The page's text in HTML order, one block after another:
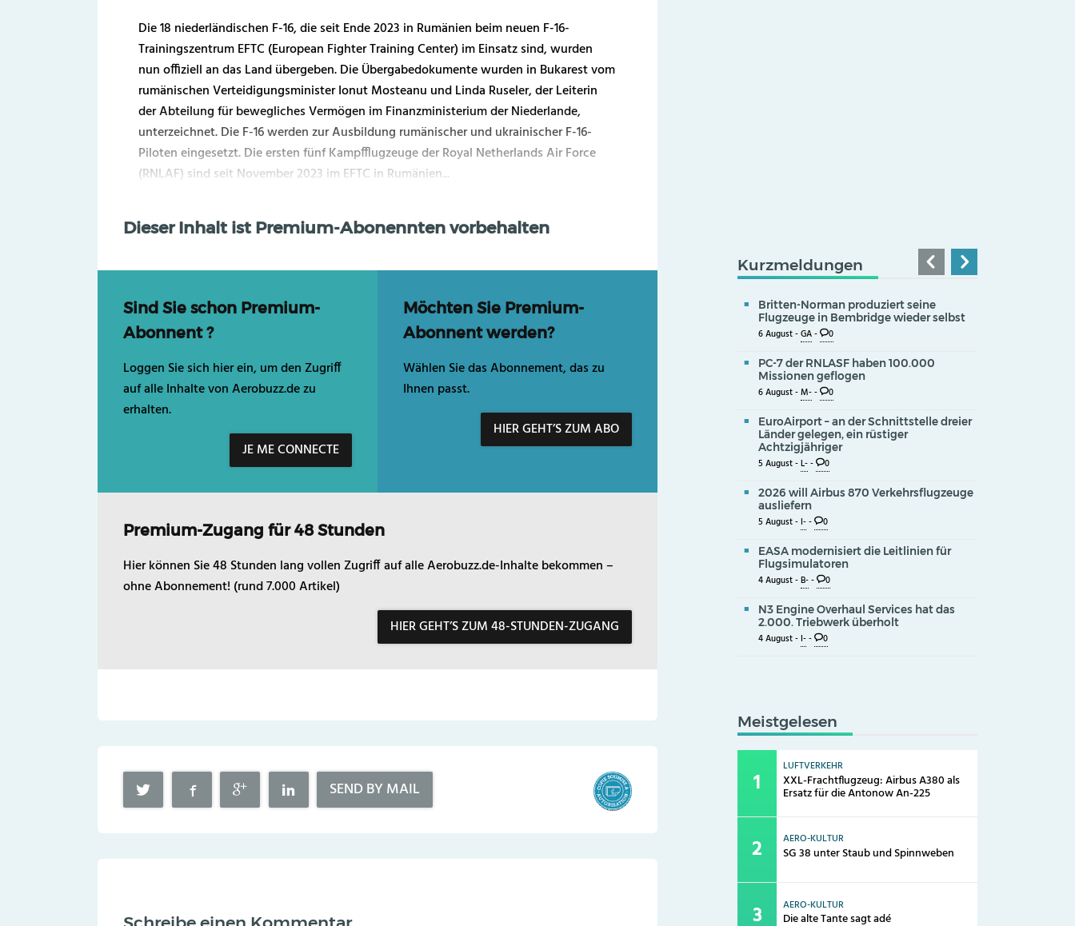
Die 18 niederländischen F-16, die seit Ende 2023 in Rumänien beim neuen F-16-
Trainingszentrum EFTC (European Fighter Training Center) im Einsatz sind, wurden
nun offiziell an das Land übergeben. Die Übergabedokumente wurden in Bukarest vom
rumänischen Verteidigungsminister Ionut Mosteanu und Linda Ruseler, der Leiterin
der Abteilung für bewegliches Vermögen im Finanzministerium der Niederlande,
unterzeichnet. Die F-16 werden zur Ausbildung rumänischer und ukrainischer F-16-
Piloten eingesetzt. Die ersten fünf Kampfflugzeuge der Royal Netherlands Air Force
(RNLAF) sind seit November 2023 im EFTC in Rumänien...
Dieser Inhalt ist Premium-Abonennten vorbehalten
Sind Sie schon Premium-
Abonnent ?
Loggen Sie sich hier ein, um den Zugriff
auf alle Inhalte von Aerobuzz.de zu
erhalten.
JE ME CONNECTE
Möchten Sie Premium-
Abonnent werden?
Wählen Sie das Abonnement, das zu
Ihnen passt.
HIER GEHT’S ZUM ABO
Premium-Zugang für 48 Stunden
Hier können Sie 48 Stunden lang vollen Zugriff auf alle Aerobuzz.de-Inhalte bekommen –
ohne Abonnement! (rund 7.000 Artikel)
HIER GEHT’S ZUM 48-STUNDEN-ZUGANG
SEND BY MAIL
Kurzmeldungen
Britten-Norman produziert seine
Flugzeuge in Bembridge wieder selbst
6 August -GA- 0
PC-7 der RNLASF haben 100.000
Missionen geflogen
6 August -M-- 0
EuroAirport – an der Schnittstelle dreier
Länder gelegen, ein rüstiger
Achtzigjähriger
5 August -L-- 0
2026 will Airbus 870 Verkehrsflugzeuge
ausliefern
5 August -I-- 0
EASA modernisiert die Leitlinien für
Flugsimulatoren
4 August -B-- 0
N3 Engine Overhaul Services hat das
2.000. Triebwerk überholt
4 August -I-- 0
Meistgelesen
LUFTVERKEHR
XXL-Frachtflugzeug: Airbus A380 als
Ersatz für die Antonow An-225
AERO-KULTUR
SG 38 unter Staub und Spinnweben
AERO-KULTUR
Die alte Tante sagt adé